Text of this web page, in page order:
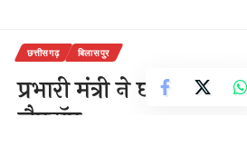
छत्तीसगढ़ बिलासपुर
प्रभारी मंत्री ने छात्रों को
लैपटॉप